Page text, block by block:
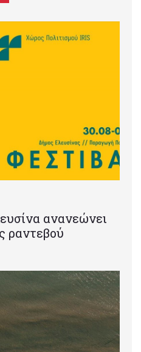
ανανεώνει
ραντεβού